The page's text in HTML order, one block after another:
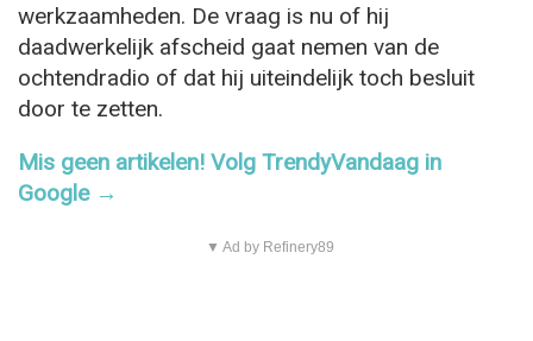
werkzaamheden. De vraag is nu of hij
daadwerkelijk afscheid gaat nemen van de
ochtendradio of dat hij uiteindelijk toch besluit
door te zetten.
Mis geen artikelen! Volg TrendyVandaag in
Google →
▼ Ad by Refinery89